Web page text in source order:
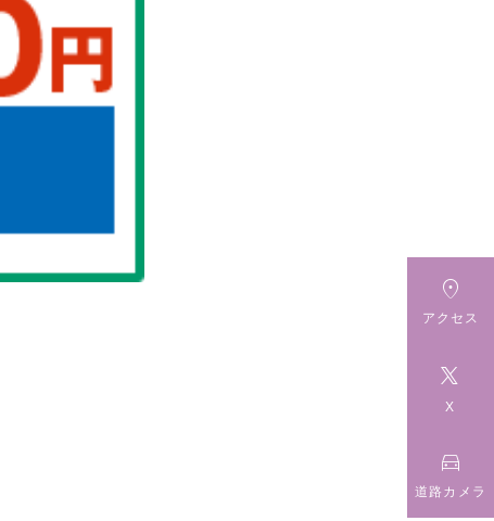

アクセス

X

道路カメラ